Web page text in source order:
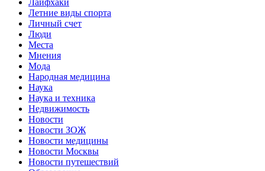
Летние виды спорта
Личный счет
Люди
Места
Мнения
Мода
Народная медицина
Наука
Наука и техника
Недвижимость
Новости
Новости ЗОЖ
Новости медицины
Новости Москвы
Новости путешествий